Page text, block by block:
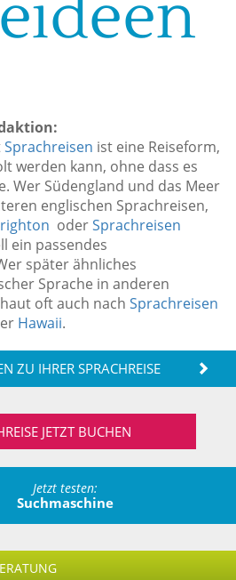
Sprachreisen ist eine Reiseform,
werden kann, ohne dass es
Wer Südengland und das Meer
englischen Sprachreisen,
oderSprachreisen
ein passendes
später ähnliches
Sprache in anderen
oft auch nach Sprachreisen
Hawaii.
ZU IHRER SPRACHREISE
JETZT BUCHEN
Jetzt testen:
Suchmaschine